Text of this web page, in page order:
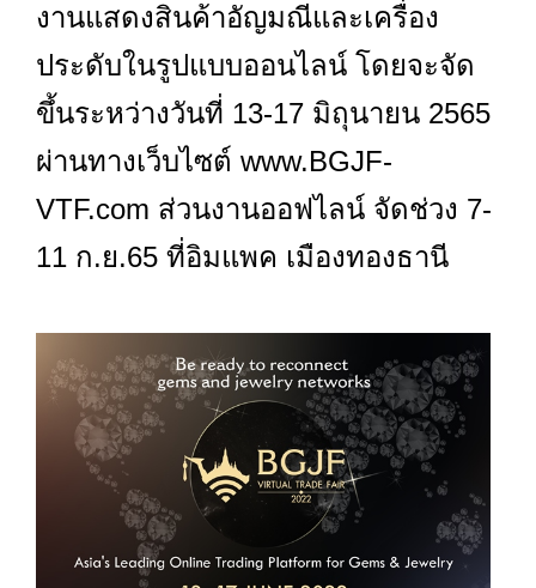
งานแสดงสินค้าอัญมณีและเครื่อง
ประดับในรูปแบบออนไลน์ โดยจะจัด
ขึ้นระหว่างวันที่ 13-17 มิถุนายน 2565
ผ่านทางเว็บไซต์ www.BGJF-
VTF.com ส่วนงานออฟไลน์ จัดช่วง 7-
11 ก.ย.65 ที่อิมแพค เมืองทองธานี